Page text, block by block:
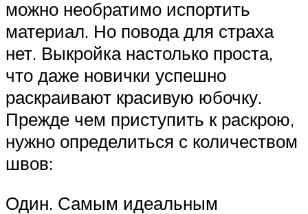
можно необратимо испортить
материал. Но повода для страха
нет. Выкройка настолько проста,
что даже новички успешно
раскраивают красивую юбочку.
Прежде чем приступить к раскрою,
нужно определиться с количеством
швов:
Один. Самым идеальным